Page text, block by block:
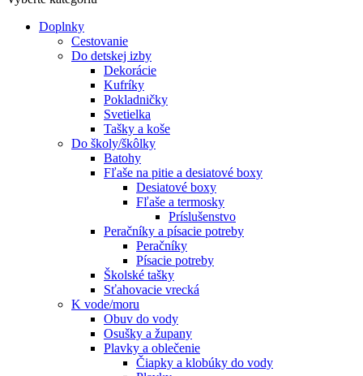
Doplnky
Cestovanie
Do detskej izby
Dekorácie
Kufríky
Pokladničky
Svetielka
Tašky a koše
Do školy/škôlky
Batohy
Fľaše na pitie a desiatové boxy
Desiatové boxy
Fľaše a termosky
Príslušenstvo
Peračníky a písacie potreby
Peračníky
Písacie potreby
Školské tašky
Sťahovacie vrecká
K vode/moru
Obuv do vody
Osušky a župany
Plavky a oblečenie
Čiapky a klobúky do vody